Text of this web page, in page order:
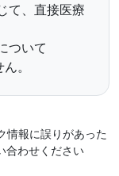
て、直接医療
ついて
。
情報に誤りがあった
合わせください